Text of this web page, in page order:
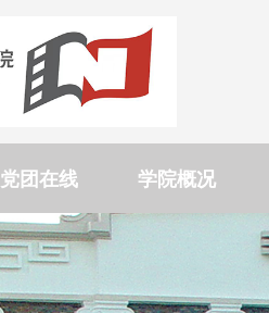
党团在线 学院概况